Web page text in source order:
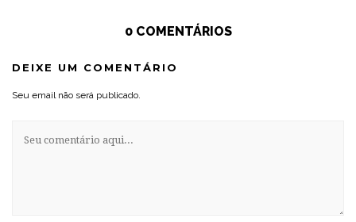
0 COMENTÁRIOS
DEIXE UM COMENTÁRIO
Seu email não será publicado.